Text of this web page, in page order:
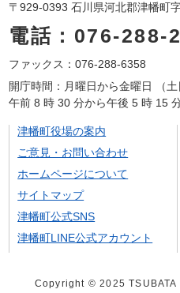
〒929-0393 石川県河北郡津幡町
電話：076-288-
ファックス：076-288-6358
開庁時間：月曜日から金曜日 （
午前 8 時 30 分から午後 5 時 15
津幡町役場の案内
ご意見・お問い合わせ
ホームページについて
サイトマップ
津幡町公式SNS
津幡町LINE公式アカウント
Copyright © 2025 TSUBATA